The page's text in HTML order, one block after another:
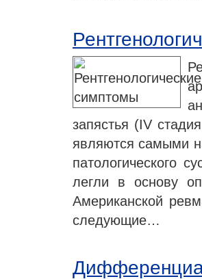
запястья (IV
являются самыми
патологического
легли в основу
Американской
следующие…